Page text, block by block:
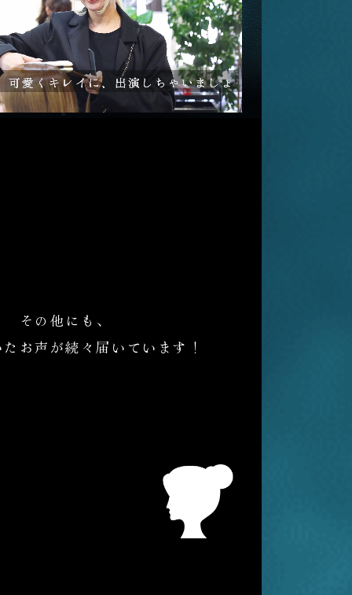
その他にも、
お声が続々届いています！